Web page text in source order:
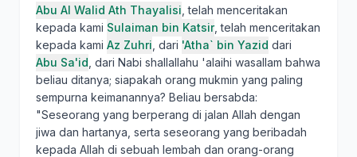
Abu Al Walid Ath Thayalisi , telah menceritakan
kepada kami Sulaiman bin Katsir, telah menceritakan
kepada kami Az Zuhri , dari 'Atha` bin Yazid dari
Abu Sa'id , dari Nabi shallallahu 'alaihi wasallam bahwa
beliau ditanya; siapakah orang mukmin yang paling
sempurna keimanannya? Beliau bersabda:
"Seseorang yang berperang di jalan Allah dengan
jiwa dan hartanya, serta seseorang yang beribadah
kepada Allah di sebuah lembah dan orang-orang